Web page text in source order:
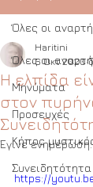
Όλες οι
Μηνύματα
Προσευχές
Κήπος
Όλες οι
Η ελπίδα
στον
Haritini
6 Οκτ 2020
Έγινε
https://